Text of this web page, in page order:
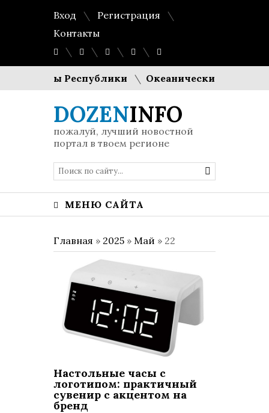
Вход
Регистрация
Контакты
Республики Океанические рифы из
DOZENINFO
пожалуй, лучший новостной
портал в твоем регионе
МЕНЮ САЙТА
Главная » 2025 » Май » 22
Настольные часы с
логотипом: практичный
сувенир с акцентом на
бренд